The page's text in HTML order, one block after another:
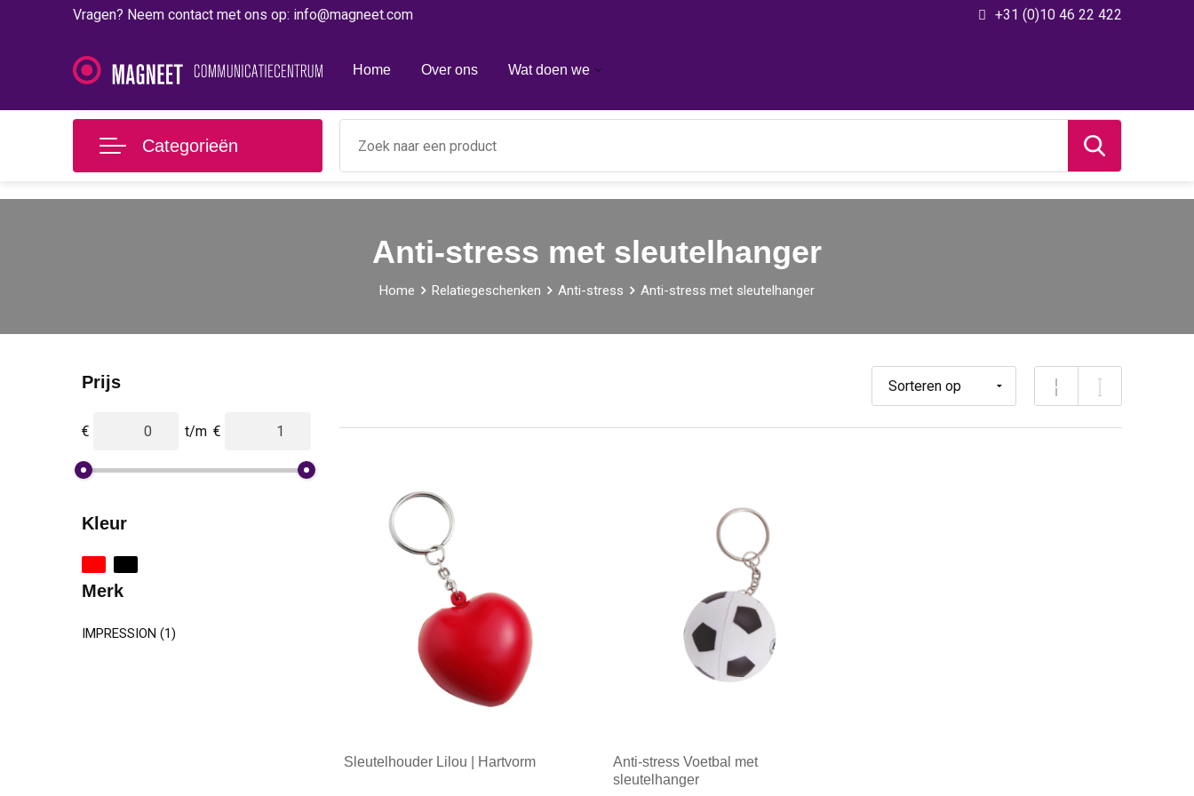
Vragen? Neem contact met ons op: info@magneet.com +31 (0)10 46 22 422
Home Over ons Wat doen we
Categorieën
Anti-stress met sleutelhanger
Home Relatiegeschenken Anti-stress Anti-stress met sleutelhanger
Prijs
€ t/m €
Kleur
Merk
IMPRESSION (1)
Sleutelhouder Lilou | Hartvorm
Anti-stress Voetbal met
sleutelhanger